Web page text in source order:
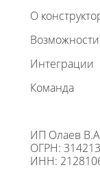
О
Возможности
Интеграции
Команда
ИП Олаев
ОГРН:
ИНН: